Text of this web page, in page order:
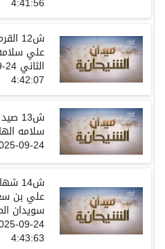
ش12
علي
الثاني
4:42:07
ش13 صيد
سلامه
24-09-2025
ش14
علي بن
سويدان
24-09-2025
4:43:63